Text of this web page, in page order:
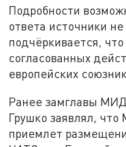
Подробности
ответа источники
подчёркивается,
согласованных
европейских
Ранее замглавы
Грушко заявлял, что
приемлет